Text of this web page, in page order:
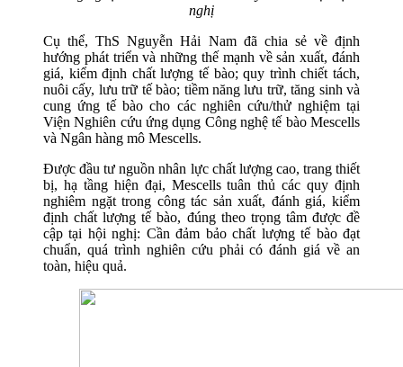
nghị
Cụ thể, ThS Nguyễn Hải Nam đã chia sẻ về định
hướng phát triển và những thế mạnh về sản xuất, đánh
giá, kiểm định chất lượng tế bào; quy trình chiết tách,
nuôi cấy, lưu trữ tế bào; tiềm năng lưu trữ, tăng sinh và
cung ứng tế bào cho các nghiên cứu/thử nghiệm tại
Viện Nghiên cứu ứng dụng Công nghệ tế bào Mescells
và Ngân hàng mô Mescells.
Được đầu tư nguồn nhân lực chất lượng cao, trang thiết
bị, hạ tầng hiện đại, Mescells tuân thủ các quy định
nghiêm ngặt trong công tác sản xuất, đánh giá, kiểm
định chất lượng tế bào, đúng theo trọng tâm được đề
cập tại hội nghị: Cần đảm bảo chất lượng tế bào đạt
chuẩn, quá trình nghiên cứu phải có đánh giá về an
toàn, hiệu quả.